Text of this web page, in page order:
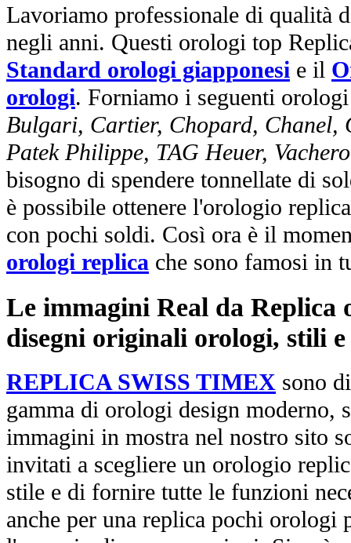
Lavoriamo professionale di qualità
negli anni. Questi orologi top
Standard orologi giapponesi e il
orologi. Forniamo i seguenti
Bulgari, Cartier, Chopard, Chanel,
Patek Philippe, TAG Heuer,
bisogno di spendere tonnellate di
è possibile ottenere l'orologio
con pochi soldi. Così ora è il
orologi replica che sono famosi in
Le immagini Real da Replica
disegni originali orologi, stili
REPLICA SWISS TIMEX sono
gamma di orologi design moderno,
immagini in mostra nel nostro sito
invitati a scegliere un orologio
stile e di fornire tutte le funzioni
anche per una replica pochi orologi